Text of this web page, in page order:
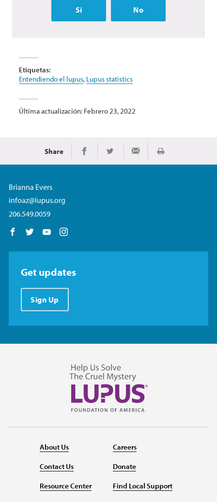
Sí No
Etiquetas:
Entendiendo el lupus, Lupus statistics
Última actualización: Febrero 23, 2022
Share Share on Facebook
Share on TwitterShare via EmailImprimir
Brianna Evers
infoaz@lupus.org
206.549.0059
Follow us on Facebook
Follow us on Twitter
Follow us on YouTube
Get updates
Sign Up
About Us
Contact Us
Resource Center
Careers
Donate
Find Local Support